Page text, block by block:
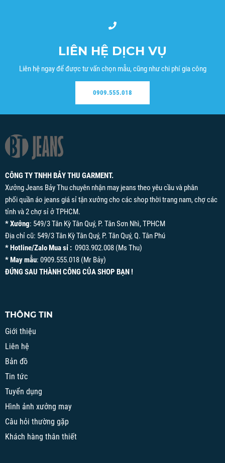
LIÊN HỆ DỊCH VỤ
Liên hệ ngay để được tư vấn chọn mẫu, cũng như chi phí gia công
0909.555.018
CÔNG TY TNHH BẢY THU GARMENT.
Xưởng Jeans Bảy Thu chuyên nhận may jeans theo yêu cầu và phân
phối quần áo jeans giá sỉ tận xưởng cho các shop thời trang nam, chợ các
tỉnh và 2 chợ sỉ ở TPHCM.
* Xưởng: 549/3 Tân Kỳ Tân Quý, P. Tân Sơn Nhì, TPHCM
Địa chỉ cũ: 549/3 Tân Kỳ Tân Quý, P. Tân Quý, Q. Tân Phú
* Hotline/Zalo Mua sỉ : 0903.902.008 (Ms Thu)
* May mẫu: 0909.555.018 (Mr Bảy)
ĐỨNG SAU THÀNH CÔNG CỦA SHOP BẠN !
THÔNG TIN
Giới thiệu
Liên hệ
Bản đồ
Tin tức
Tuyển dụng
Hình ảnh xưởng may
Câu hỏi thường gặp
Khách hàng thân thiết